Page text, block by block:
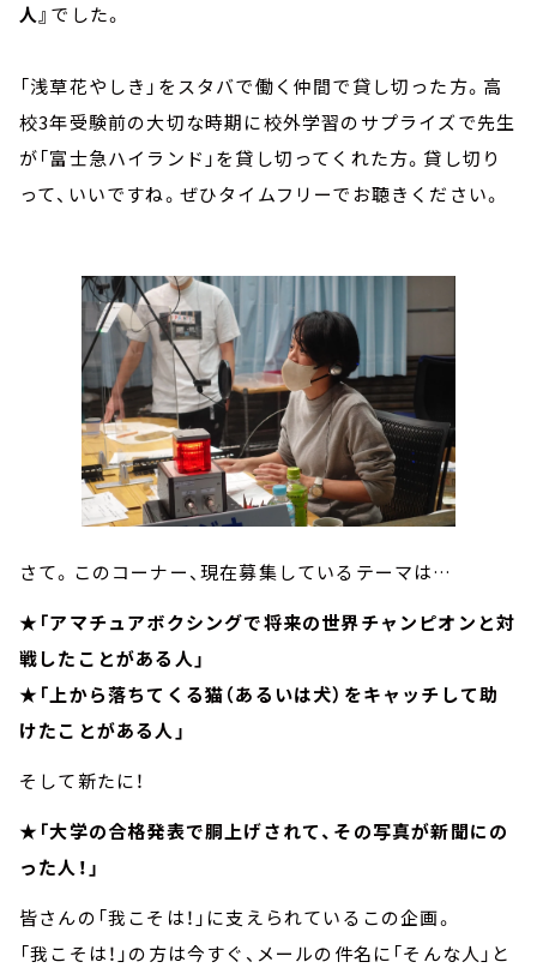
人』 でした。
「浅草花やしき」をスタバで働く仲間で貸し切った方。高
校3年受験前の大切な時期に校外学習のサプライズで先生
が「富士急ハイランド」を貸し切ってくれた方。貸し切り
って、いいですね。ぜひタイムフリーでお聴きください。
さて。このコーナー、現在募集しているテーマは…
★「アマチュアボクシングで将来の世界チャンピオンと対
戦したことがある人」
★「上から落ちてくる猫（あるいは犬）をキャッチして助
けたことがある人」
そして新たに！
★「大学の合格発表で胴上げされて、その写真が新聞にの
った人！」
皆さんの「我こそは！」に支えられているこの企画。
「我こそは！」の方は今すぐ、メールの件名に「そんな人」と